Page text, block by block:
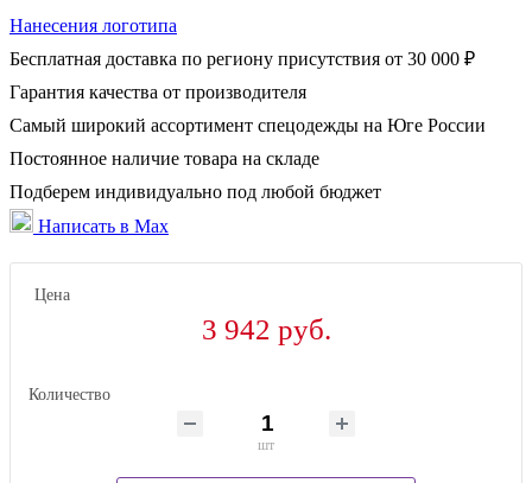
Нанесения логотипа
Бесплатная доставка по региону присутствия от 30 000 ₽
Гарантия качества от производителя
Самый широкий ассортимент спецодежды на Юге России
Постоянное наличие товара на складе
Подберем индивидуально под любой бюджет
Написать в Max
Цена
3 942 руб.
Количество
шт